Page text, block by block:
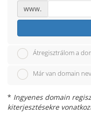
www.
Átregisztrálom a
Már van domain
* Ingyenes domain
kiterjesztésekre